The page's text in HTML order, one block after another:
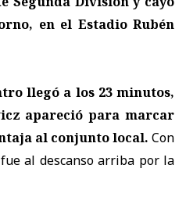
en el Estadio Rubén
llegó a los 23 minutos,
apareció para marcar
al conjunto local. Con
al descanso arriba por la